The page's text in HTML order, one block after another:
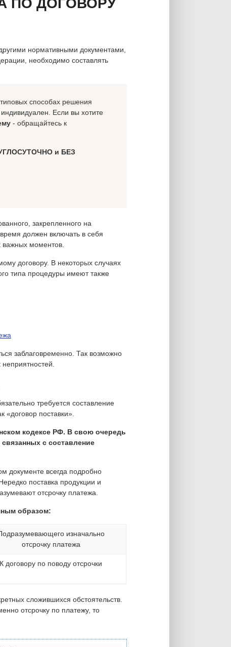
ПО ДОГОВОРУ
нормативными документами,
необходимо составлять
способах решения
Если вы хотите
- обращайтесь к
и БЕЗ
закрепленного на
должен включать в себя
моментов.
договору. В некоторых случаях
типа процедуры имеют также
заблаговременно. Так возможно
требуется составление
«договор поставки».
кодексе РФ. В свою очередь
с составление
документе всегда подробно
поставка продукции и
отсрочку платежа.
образом:
изначально
отсрочку платежа
К договору по поводу отсрочки
сложившихся обстоятельств.
отсрочку по платежу, то